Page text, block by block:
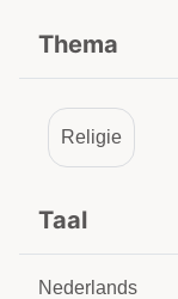
Thema
Religie
Taal
Nederlands